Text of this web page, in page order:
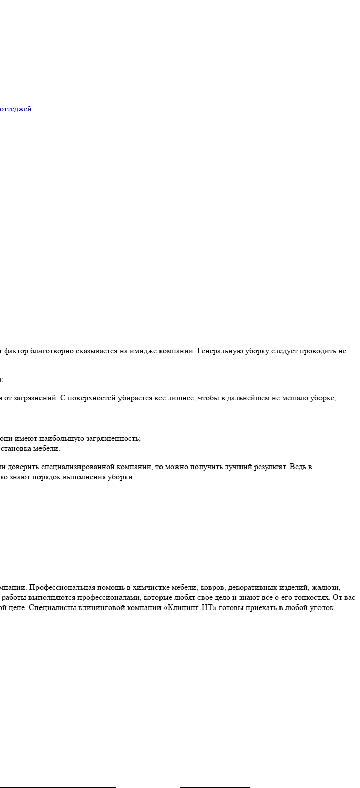
благотворно сказывается на имидже компании. Генеральную уборку следует проводить не
загрязнений. С поверхностей убирается все лишнее, чтобы в дальнейшем не мешало уборке;
имеют наибольшую загрязненность;
мебели.
специализированной компании, то можно получить лучший результат. Ведь в
знают порядок выполнения уборки.
Профессиональная помощь в химчистке мебели, ковров, декоративных изделий, жалюзи,
выполняются профессионалами, которые любят свое дело и знают все о его тонкостях. От вас
цене. Специалисты клининговой компании «Клининг-НТ» готовы приехать в любой уголок